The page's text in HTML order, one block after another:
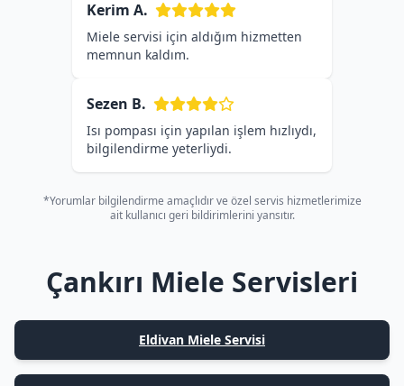
Kerim A.
Miele servisi için aldığım hizmetten
memnun kaldım.
Sezen B.
Isı pompası için yapılan işlem hızlıydı,
bilgilendirme yeterliydi.
*Yorumlar bilgilendirme amaçlıdır ve özel servis hizmetlerimize
ait kullanıcı geri bildirimlerini yansıtır.
Çankırı Miele Servisleri
Eldivan Miele Servisi